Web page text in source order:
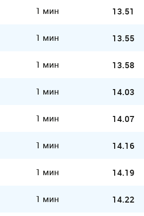
1 мин 13.51
1 мин 13.55
1 мин 13.58
1 мин 14.03
1 мин 14.07
1 мин 14.16
1 мин 14.19
1 мин 14.22